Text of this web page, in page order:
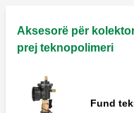
Aksesorë për
prej teknopolimeri
Fund